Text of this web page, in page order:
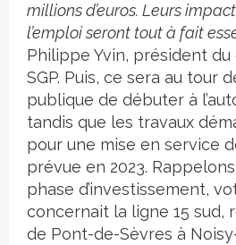
millions d’euros. Leurs
l’emploi seront tout à fait
Philippe Yvin, président
SGP. Puis, ce sera au tour
publique de débuter à
tandis que les travaux
pour une mise en service
prévue en 2023.
phase d’investissement,
concernait la ligne 15 sud,
de Pont-de-Sèvres à